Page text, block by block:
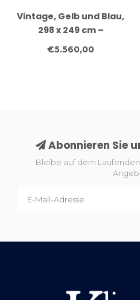
Vintage, Gelb und Blau,
298 x 249 cm –
Handgeknüpfter
€5.560,00
Abonnieren Sie
Bleibe auf dem